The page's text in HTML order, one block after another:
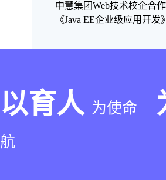
中慧集团Web技术校企合
《Java EE企业级应用开发》
以育人 为使命
航